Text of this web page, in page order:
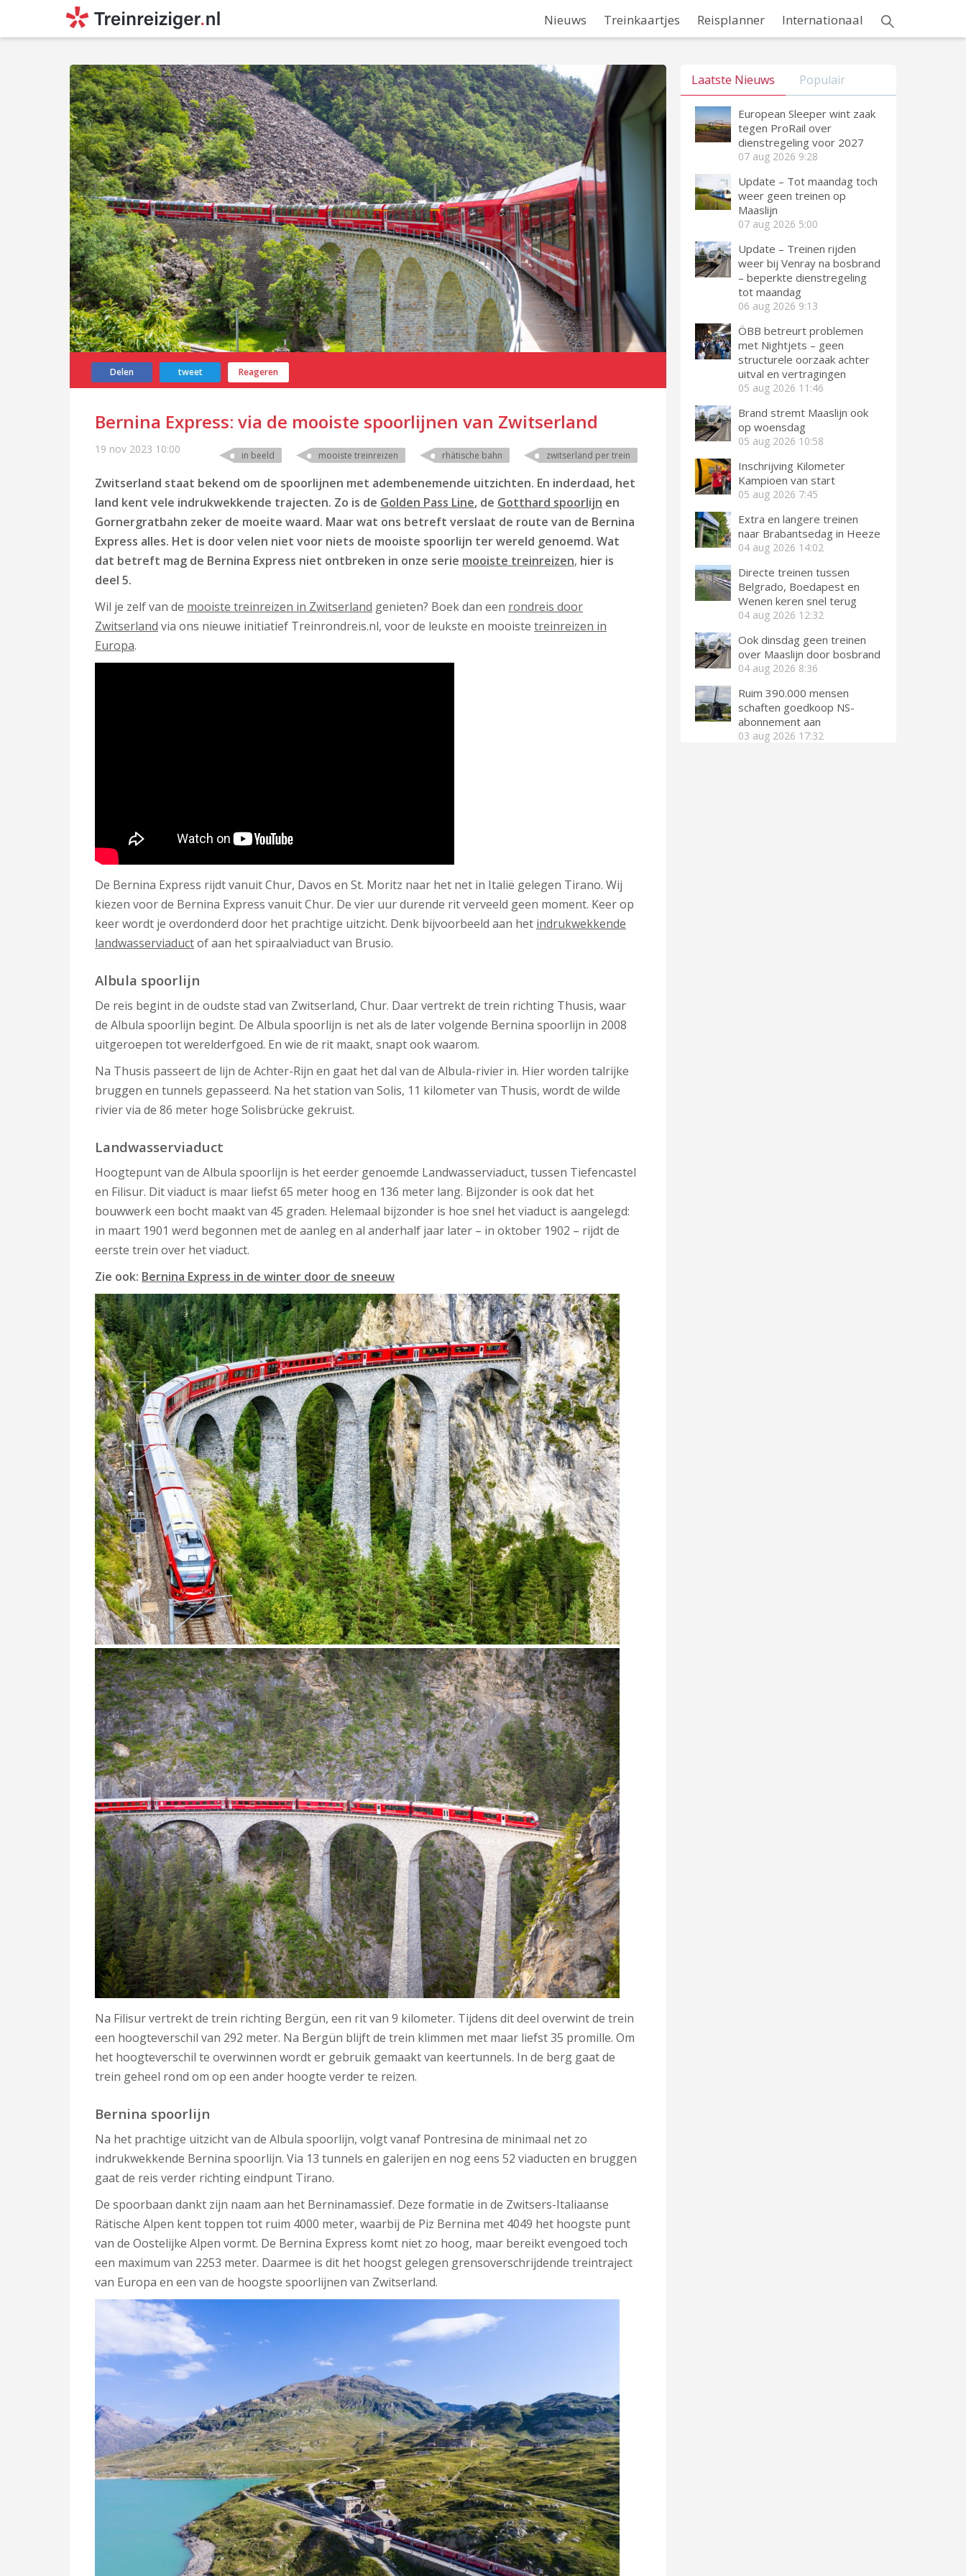
Nieuws Treinkaartjes Reisplanner Internationaal
Delen tweet Reageren
Bernina Express: via de mooiste spoorlijnen van Zwitserland
19 nov 2023 10:00 in beeld mooiste treinreizen rhätische bahn zwitserland per trein
Zwitserland staat bekend om de spoorlijnen met adembenemende uitzichten. En inderdaad, het
land kent vele indrukwekkende trajecten. Zo is de Golden Pass Line, de Gotthard spoorlijn en
Gornergratbahn zeker de moeite waard. Maar wat ons betreft verslaat de route van de Bernina
Express alles. Het is door velen niet voor niets de mooiste spoorlijn ter wereld genoemd. Wat
dat betreft mag de Bernina Express niet ontbreken in onze serie mooiste treinreizen, hier is
deel 5.
Wil je zelf van de mooiste treinreizen in Zwitserland genieten? Boek dan een rondreis door
Zwitserland via ons nieuwe initiatief Treinrondreis.nl, voor de leukste en mooiste treinreizen in
Europa.
De Bernina Express rijdt vanuit Chur, Davos en St. Moritz naar het net in Italië gelegen Tirano. Wij
kiezen voor de Bernina Express vanuit Chur. De vier uur durende rit verveeld geen moment. Keer op
keer wordt je overdonderd door het prachtige uitzicht. Denk bijvoorbeeld aan het indrukwekkende
landwasserviaductof aan het spiraalviaduct van Brusio.
Albula spoorlijn
De reis begint in de oudste stad van Zwitserland, Chur. Daar vertrekt de trein richting Thusis, waar
de Albula spoorlijn begint. De Albula spoorlijn is net als de later volgende Bernina spoorlijn in 2008
uitgeroepen tot werelderfgoed. En wie de rit maakt, snapt ook waarom.
Na Thusis passeert de lijn de Achter-Rijn en gaat het dal van de Albula-rivier in. Hier worden talrijke
bruggen en tunnels gepasseerd. Na het station van Solis, 11 kilometer van Thusis, wordt de wilde
rivier via de 86 meter hoge Solisbrücke gekruist.
Landwasserviaduct
Hoogtepunt van de Albula spoorlijn is het eerder genoemde Landwasserviaduct, tussen Tiefencastel
en Filisur. Dit viaduct is maar liefst 65 meter hoog en 136 meter lang. Bijzonder is ook dat het
bouwwerk een bocht maakt van 45 graden. Helemaal bijzonder is hoe snel het viaduct is aangelegd:
in maart 1901 werd begonnen met de aanleg en al anderhalf jaar later – in oktober 1902 – rijdt de
eerste trein over het viaduct.
Zie ook: Bernina Express in de winter door de sneeuw
Na Filisur vertrekt de trein richting Bergün, een rit van 9 kilometer. Tijdens dit deel overwint de trein
een hoogteverschil van 292 meter. Na Bergün blijft de trein klimmen met maar liefst 35 promille. Om
het hoogteverschil te overwinnen wordt er gebruik gemaakt van keertunnels. In de berg gaat de
trein geheel rond om op een ander hoogte verder te reizen.
Bernina spoorlijn
Na het prachtige uitzicht van de Albula spoorlijn, volgt vanaf Pontresina de minimaal net zo
indrukwekkende Bernina spoorlijn. Via 13 tunnels en galerijen en nog eens 52 viaducten en bruggen
gaat de reis verder richting eindpunt Tirano.
De spoorbaan dankt zijn naam aan het Berninamassief. Deze formatie in de Zwitsers-Italiaanse
Rätische Alpen kent toppen tot ruim 4000 meter, waarbij de Piz Bernina met 4049 het hoogste punt
van de Oostelijke Alpen vormt. De Bernina Express komt niet zo hoog, maar bereikt evengoed toch
een maximum van 2253 meter. Daarmee is dit het hoogst gelegen grensoverschrijdende treintraject
van Europa en een van de hoogste spoorlijnen van Zwitserland.
Laatste Nieuws Populair
European Sleeper wint zaak
tegen ProRail over
dienstregeling voor 2027
07 aug 2026 9:28
Update – Tot maandag toch
weer geen treinen op
Maaslijn
07 aug 2026 5:00
Update – Treinen rijden
weer bij Venray na bosbrand
– beperkte dienstregeling
tot maandag
06 aug 2026 9:13
ÖBB betreurt problemen
met Nightjets – geen
structurele oorzaak achter
uitval en vertragingen
05 aug 2026 11:46
Brand stremt Maaslijn ook
op woensdag
05 aug 2026 10:58
Inschrijving Kilometer
Kampioen van start
05 aug 2026 7:45
Extra en langere treinen
naar Brabantsedag in Heeze
04 aug 2026 14:02
Directe treinen tussen
Belgrado, Boedapest en
Wenen keren snel terug
04 aug 2026 12:32
Ook dinsdag geen treinen
over Maaslijn door bosbrand
04 aug 2026 8:36
Ruim 390.000 mensen
schaften goedkoop NS-
abonnement aan
03 aug 2026 17:32